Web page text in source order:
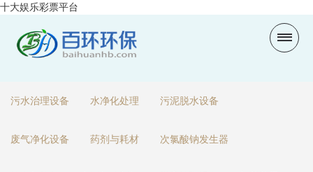
十大娱乐彩票平台
污水治理设备 水净化处理 污泥脱水设备
废气净化设备 药剂与耗材 次氯酸钠发生器